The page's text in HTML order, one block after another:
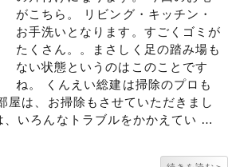
がこちら。 リビング・キッチン・
お手洗いとなります。すごくゴミが
たくさん。。まさしく足の踏み場も
ない状態というのはこのことです
ね。 くんえい総建は掃除のプロも
屋は、お掃除もさせていただきまし
、いろんなトラブルをかかえてい …